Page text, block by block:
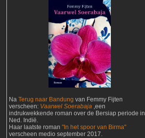
NaTerug naar Bandungvan Femmy Fijten
verscheen: Vaarwel Soerabaja ,een
indrukwekkende roman over de Bersiap periode in
Ned. Indië.
Haar laatste roman"In het spoor van Birma"
verscheen medio september 2017.